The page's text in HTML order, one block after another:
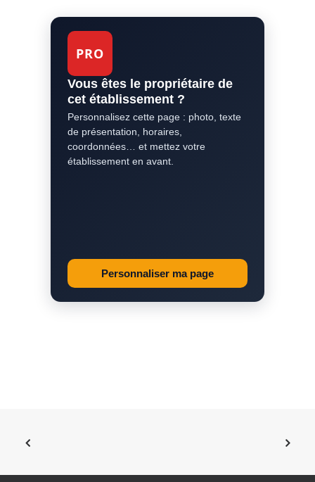
PRO
Vous êtes le propriétaire de
cet établissement ?
Personnalisez cette page : photo, texte
de présentation, horaires,
coordonnées… et mettez votre
établissement en avant.
Personnaliser ma page